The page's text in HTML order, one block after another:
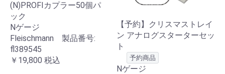
(N)PROFIカプラー50個パ
ック
Nゲージ
Fleischmann 製品番号:
fl389545
￥19,800 税込
【予約】クリスマストレイ
ン アナログスターターセッ
ト
予約商品
Nゲージ